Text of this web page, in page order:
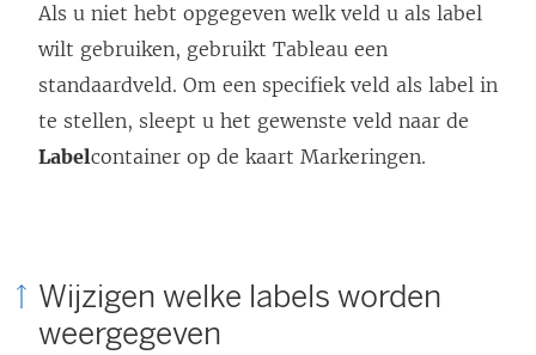
Als u niet hebt opgegeven welk veld u als label
wilt gebruiken, gebruikt Tableau een
standaardveld. Om een specifiek veld als label in
te stellen, sleept u het gewenste veld naar de
Labelcontainer op de kaart Markeringen.
Wijzigen welke labels worden
weergegeven